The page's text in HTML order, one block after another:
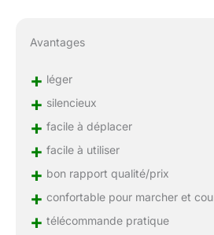
Avantages
+ léger
+ silencieux
+ facile à déplacer
+ facile à utiliser
+ bon rapport qualité/prix
+ confortable pour marcher et
+ télécommande pratique